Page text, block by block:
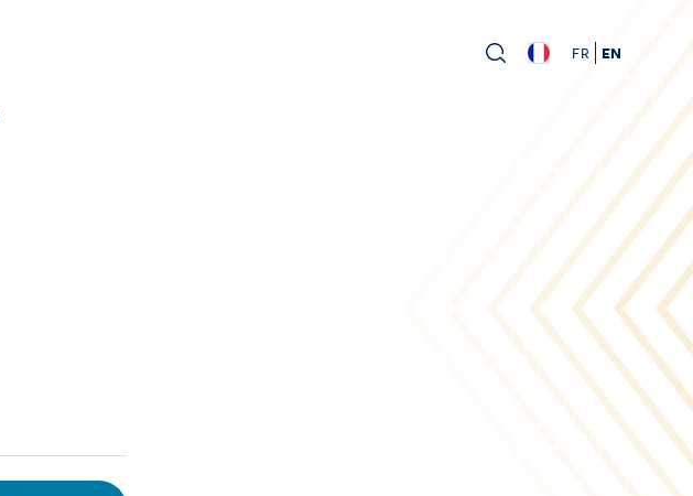
FR EN